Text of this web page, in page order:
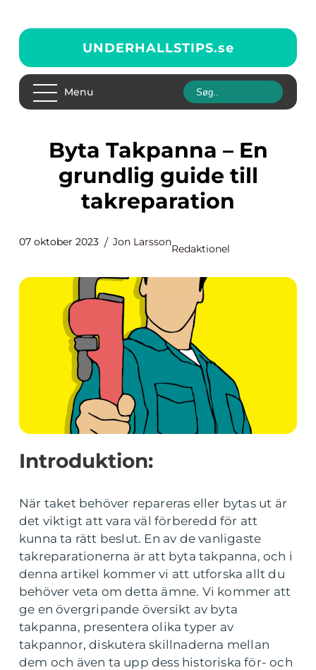
UNDERHALLSTIPS.se
Menu
Byta Takpanna – En
grundlig guide till
takreparation
07 oktober 2023 Jon Larsson
Redaktionel
Introduktion:
När taket behöver repareras eller bytas ut är
det viktigt att vara väl förberedd för att
kunna ta rätt beslut. En av de vanligaste
takreparationerna är att byta takpanna, och i
denna artikel kommer vi att utforska allt du
behöver veta om detta ämne. Vi kommer att
ge en övergripande översikt av byta
takpanna, presentera olika typer av
takpannor, diskutera skillnaderna mellan
dem och även ta upp dess historiska för- och